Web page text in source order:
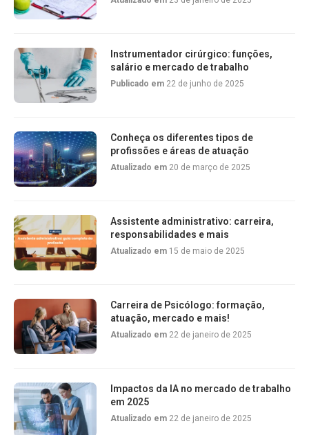
Instrumentador cirúrgico: funções,
salário e mercado de trabalho
Publicado em 22 de junho de 2025
Conheça os diferentes tipos de
profissões e áreas de atuação
Atualizado em 20 de março de 2025
Assistente administrativo: carreira,
responsabilidades e mais
Atualizado em 15 de maio de 2025
Carreira de Psicólogo: formação,
atuação, mercado e mais!
Atualizado em 22 de janeiro de 2025
Impactos da IA no mercado de trabalho
em 2025
Atualizado em 22 de janeiro de 2025